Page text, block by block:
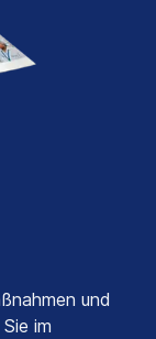
und
im